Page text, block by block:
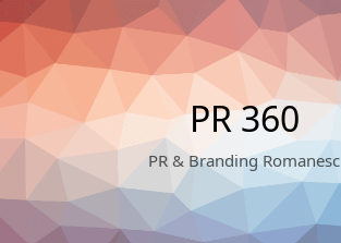
Skip
to
content
PR 360
PR & Branding Romanesc